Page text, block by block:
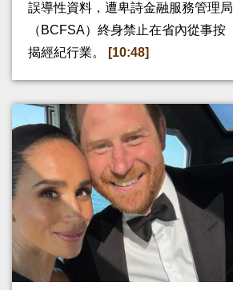
誤導性資料，遭卑詩金融服務管理局
（BCFSA）終身禁止在省內從事按
揭經紀行業。
[10:48]